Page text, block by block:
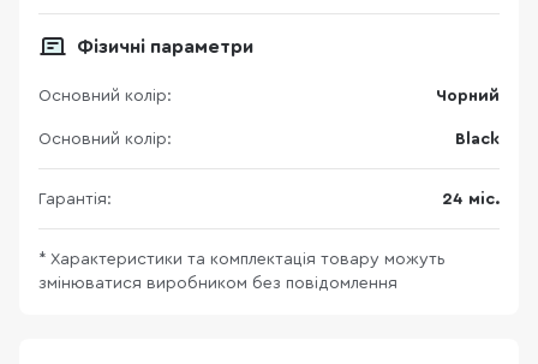
Фізичні параметри
Основний колір: Чорний
Основний колір: Black
Гарантія: 24 міс.
* Характеристики та комплектація товару можуть
змінюватися виробником без повідомлення